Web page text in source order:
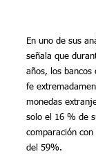
En uno de sus
señala que
años, los bancos
fe
monedas
solo el 16 % de
comparación
del 59%.